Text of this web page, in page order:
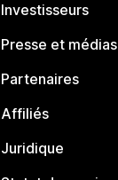
Investisseurs
Presse et médias
Partenaires
Affiliés
Juridique